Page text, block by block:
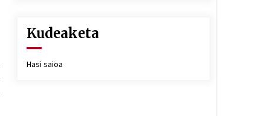
Kudeaketa
Hasi saioa